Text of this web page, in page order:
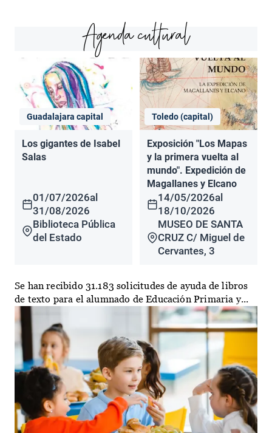
Agenda cultural
Guadalajara capital
Los gigantes de Isabel
Salas
01/07/2026al
31/08/2026
Biblioteca Pública
del Estado
Toledo (capital)
Exposición "Los Mapas
y la primera vuelta al
mundo". Expedición de
Magallanes y Elcano
14/05/2026al
18/10/2026
MUSEO DE SANTA
CRUZ C/ Miguel de
Cervantes, 3
Se han recibido 31.183 solicitudes de ayuda de libros
de texto para el alumnado de Educación Primaria y...